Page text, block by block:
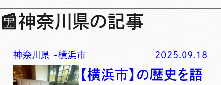
📰神奈川県の記事
神奈川県 -横浜市 2025.09.18
【横浜市】の歴史を語